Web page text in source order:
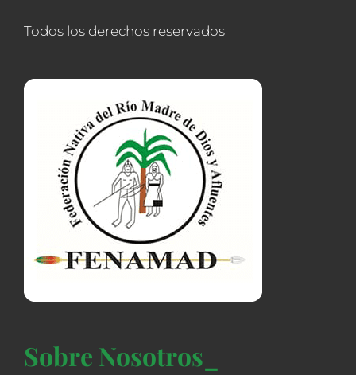
Todos los derechos reservados
Sobre Nosotros_